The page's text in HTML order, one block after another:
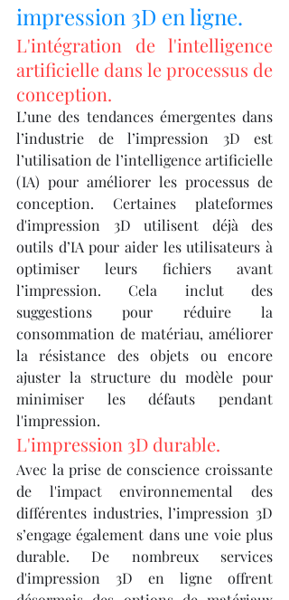
impression 3D en ligne.
L'intégration de l'intelligence
artificielle dans le processus de
conception.
L’une des tendances émergentes dans
l’industrie de l’impression 3D est
l’utilisation de l’intelligence artificielle
(IA) pour améliorer les processus de
conception. Certaines plateformes
d'impression 3D utilisent déjà des
outils d’IA pour aider les utilisateurs à
optimiser leurs fichiers avant
l’impression. Cela inclut des
suggestions pour réduire la
consommation de matériau, améliorer
la résistance des objets ou encore
ajuster la structure du modèle pour
minimiser les défauts pendant
l'impression.
L'impression 3D durable.
Avec la prise de conscience croissante
de l'impact environnemental des
différentes industries, l’impression 3D
s’engage également dans une voie plus
durable. De nombreux services
d'impression 3D en ligne offrent